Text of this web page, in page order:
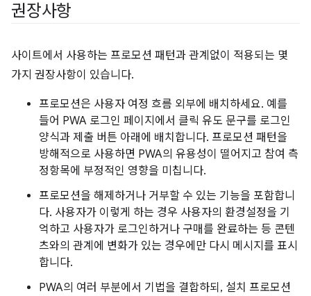
권장사항
사이트에서 사용하는 프로모션 패턴과 관계없이 적용되는 몇
가지 권장사항이 있습니다.
프로모션은 사용자 여정 흐름 외부에 배치하세요. 예를
들어 PWA 로그인 페이지에서 클릭 유도 문구를 로그인
양식과 제출 버튼 아래에 배치합니다. 프로모션 패턴을
방해적으로 사용하면 PWA의 유용성이 떨어지고 참여 측
정항목에 부정적인 영향을 미칩니다.
프로모션을 해제하거나 거부할 수 있는 기능을 포함합니
다. 사용자가 이렇게 하는 경우 사용자의 환경설정을 기
억하고 사용자가 로그인하거나 구매를 완료하는 등 콘텐
츠와의 관계에 변화가 있는 경우에만 다시 메시지를 표시
합니다.
PWA의 여러 부분에서 기법을 결합하되, 설치 프로모션